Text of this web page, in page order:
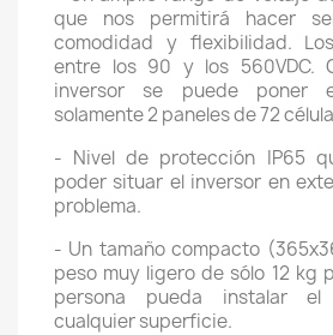
que nos permitirá hacer
comodidad y flexibilidad.
entre los 90 y los 560VDC.
inversor se puede poner
solamente 2 paneles de 72
- Nivel de protección IP65
poder situar el inversor en
problema.
- Un tamaño compacto
peso muy ligero de sólo 12 kg
persona pueda instalar el
cualquier superficie.